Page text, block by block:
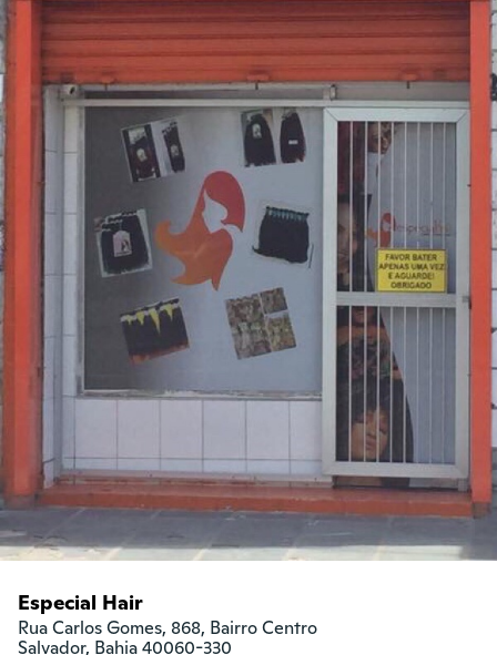
Especial Hair
Rua Carlos Gomes, 868, Bairro Centro
Salvador, Bahia 40060-330